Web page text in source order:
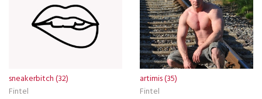
sneakerbitch (32)
Fintel
artimis (35)
Fintel